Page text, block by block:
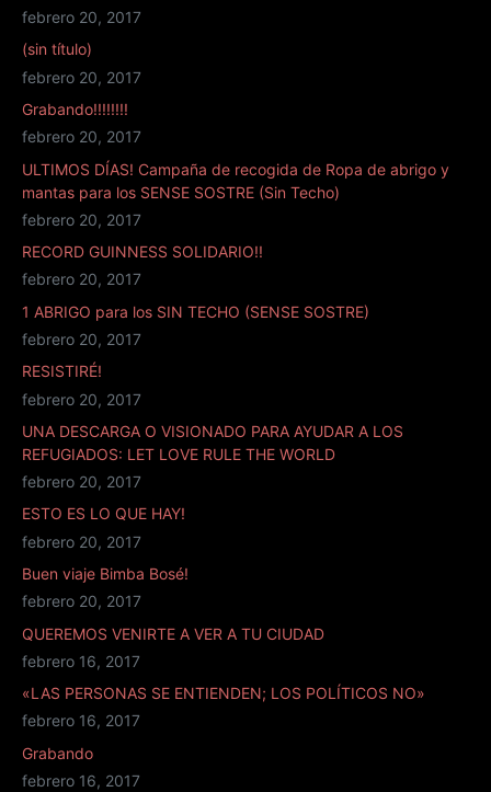
febrero 20, 2017
(sin título)
febrero 20, 2017
Grabando!!!!!!!!
febrero 20, 2017
ULTIMOS DÍAS! Campaña de recogida de Ropa de abrigo y
mantas para los SENSE SOSTRE (Sin Techo)
febrero 20, 2017
RECORD GUINNESS SOLIDARIO!!
febrero 20, 2017
1 ABRIGO para los SIN TECHO (SENSE SOSTRE)
febrero 20, 2017
RESISTIRÉ!
febrero 20, 2017
UNA DESCARGA O VISIONADO PARA AYUDAR A LOS
REFUGIADOS: LET LOVE RULE THE WORLD
febrero 20, 2017
ESTO ES LO QUE HAY!
febrero 20, 2017
Buen viaje Bimba Bosé!
febrero 20, 2017
QUEREMOS VENIRTE A VER A TU CIUDAD
febrero 16, 2017
«LAS PERSONAS SE ENTIENDEN; LOS POLÍTICOS NO»
febrero 16, 2017
Grabando
febrero 16, 2017